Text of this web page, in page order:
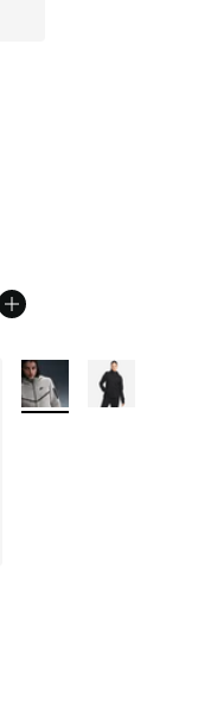
Plus de couleurs